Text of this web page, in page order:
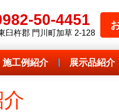
話 50-4451
臼杵郡 門川町加草 2-128
施工例紹介 展示品紹介